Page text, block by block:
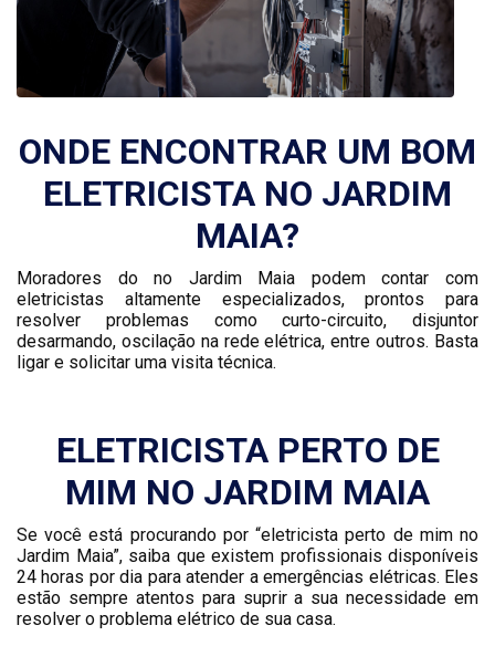
ONDE ENCONTRAR UM BOM
ELETRICISTA NO JARDIM
MAIA?
Moradores do no Jardim Maia podem contar com
eletricistas altamente especializados, prontos para
resolver problemas como curto-circuito, disjuntor
desarmando, oscilação na rede elétrica, entre outros. Basta
ligar e solicitar uma visita técnica.
ELETRICISTA PERTO DE
MIM NO JARDIM MAIA
Se você está procurando por “eletricista perto de mim no
Jardim Maia”, saiba que existem profissionais disponíveis
24 horas por dia para atender a emergências elétricas. Eles
estão sempre atentos para suprir a sua necessidade em
resolver o problema elétrico de sua casa.